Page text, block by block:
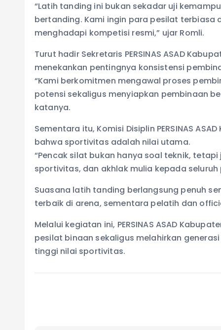
“Latih tanding ini bukan sekadar uji
bertanding. Kami ingin para pesilat
menghadapi kompetisi resmi,” ujar Romli.
Turut hadir Sekretaris PERSINAS ASAD
menekankan pentingnya konsistensi
“Kami berkomitmen mengawal proses
potensi sekaligus menyiapkan pembinaan
katanya.
Sementara itu, Komisi Disiplin PERSINAS
bahwa sportivitas adalah nilai utama.
“Pencak silat bukan hanya soal teknik,
sportivitas, dan akhlak mulia kepada seluruh
Suasana latih tanding berlangsung penuh
terbaik di arena, sementara pelatih dan
Melalui kegiatan ini, PERSINAS ASAD
pesilat binaan sekaligus melahirkan
tinggi nilai sportivitas.